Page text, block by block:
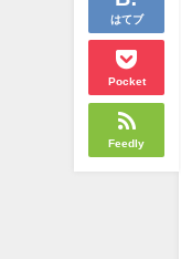
はてブ
Pocket
Feedly